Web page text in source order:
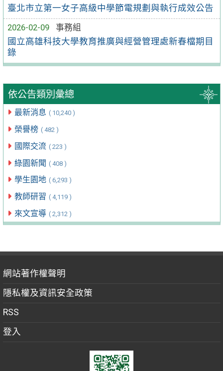
臺北市立第一女子高級中學節電規劃與執行成效公告
2026-02-09
事務組
國立高雄科技大學教育推廣與經營管理處新春檔期目
錄
依公告類別彙總
最新消息 ( 10,240 )
榮譽榜 ( 482 )
國際交流 ( 223 )
綠園新聞 ( 408 )
學生園地 ( 6,293 )
教師研習 ( 4,119 )
來文宣導 ( 2,312 )
網站著作權聲明
隱私權及資訊安全政策
RSS
登入